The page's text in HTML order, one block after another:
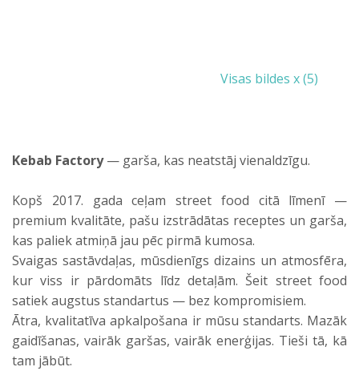
Visas bildes x (5)
Kebab Factory— garša, kas neatstāj vienaldzīgu.
Kopš 2017. gada ceļam street food citā līmenī —
premium kvalitāte, pašu izstrādātas receptes un garša,
kas paliek atmiņā jau pēc pirmā kumosa.
Svaigas sastāvdaļas, mūsdienīgs dizains un atmosfēra,
kur viss ir pārdomāts līdz detaļām. Šeit street food
satiek augstus standartus — bez kompromisiem.
Ātra, kvalitatīva apkalpošana ir mūsu standarts. Mazāk
gaidīšanas, vairāk garšas, vairāk enerģijas. Tieši tā, kā
tam jābūt.